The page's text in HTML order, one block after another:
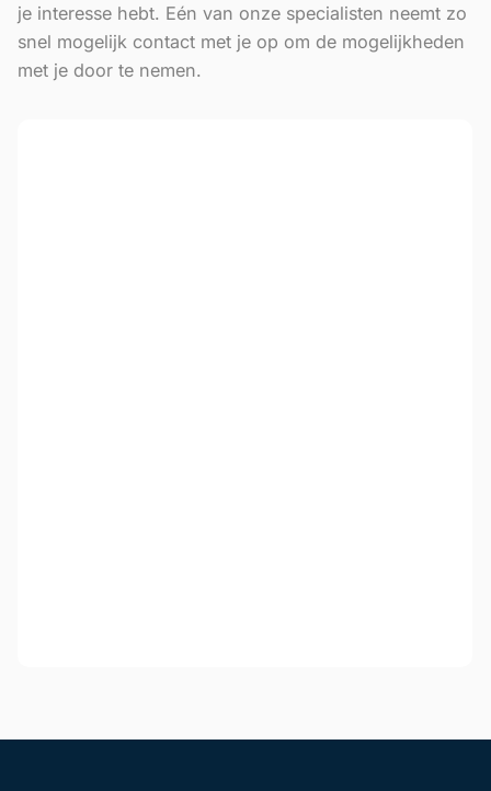
je interesse hebt. Eén van onze specialisten neemt zo
snel mogelijk contact met je op om de mogelijkheden
met je door te nemen.